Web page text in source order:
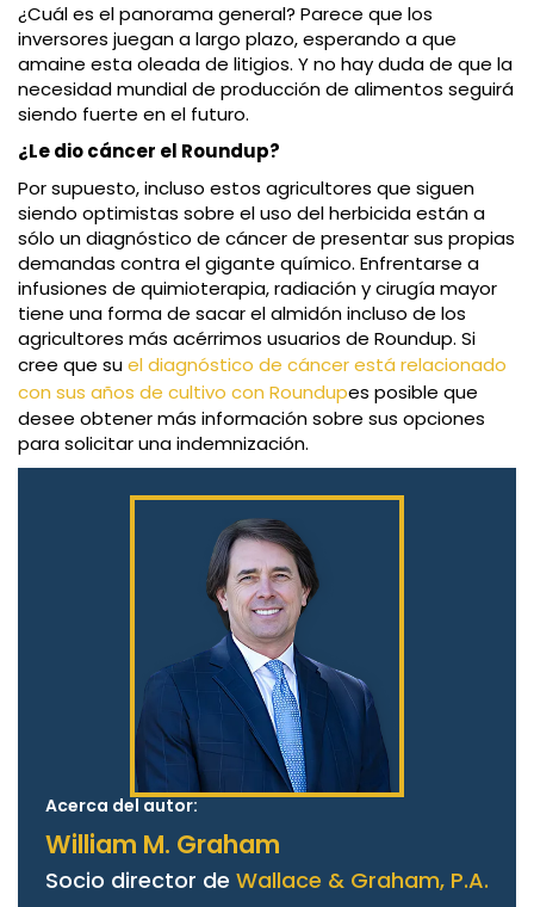
¿Cuál es el panorama general? Parece que los
inversores juegan a largo plazo, esperando a que
amaine esta oleada de litigios. Y no hay duda de que la
necesidad mundial de producción de alimentos seguirá
siendo fuerte en el futuro.
¿Le dio cáncer el Roundup?
Por supuesto, incluso estos agricultores que siguen
siendo optimistas sobre el uso del herbicida están a
sólo un diagnóstico de cáncer de presentar sus propias
demandas contra el gigante químico. Enfrentarse a
infusiones de quimioterapia, radiación y cirugía mayor
tiene una forma de sacar el almidón incluso de los
agricultores más acérrimos usuarios de Roundup. Si
cree que suel diagnóstico de cáncer está relacionado
con sus años de cultivo con Roundupes posible que
desee obtener más información sobre sus opciones
para solicitar una indemnización.
Acerca del autor:
William M. Graham
Socio director de Wallace & Graham, P.A.